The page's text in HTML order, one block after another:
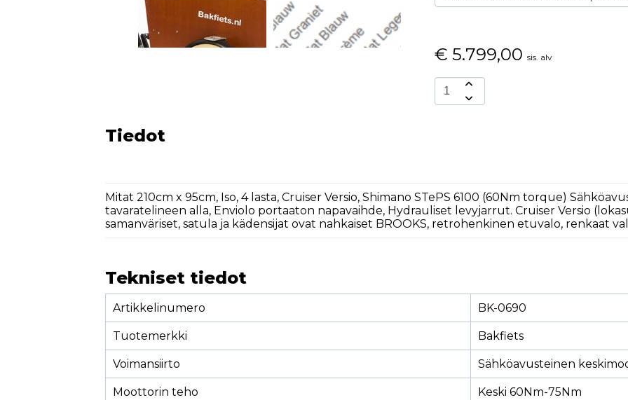
€ 5.799,00 sis. alv
Tiedot
Mitat 210cm x 95cm, Iso, 4 lasta, Cruiser Versio, Shimano STePS 6100 (60Nm torque)
tavaratelineen alla, Enviolo portaaton napavaihde, Hydrauliset levyjarrut. Cruiser Versio
samanväriset, satula ja kädensijat ovat nahkaiset BROOKS, retrohenkinen etuvalo, renkaat
Tekniset tiedot
Artikkelinumero BK-0690
Tuotemerkki Bakfiets
Voimansiirto Sähköavusteinen
Moottorin teho Keski 60Nm-75Nm